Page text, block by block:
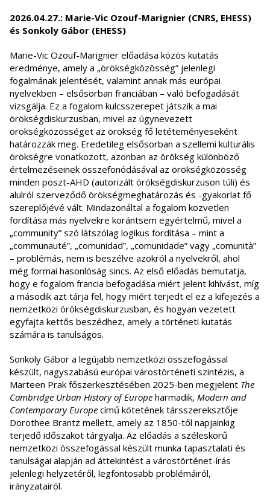
2026.04.27.: Marie-Vic Ozouf-Marignier (CNRS, EHESS)
és Sonkoly Gábor (EHESS)
Marie-Vic Ozouf-Marignier előadása közös kutatás
eredménye, amely a „örökségközösség” jelenlegi
fogalmának jelentését, valamint annak más európai
nyelvekben – elsősorban franciában – való befogadását
vizsgálja. Ez a fogalom kulcsszerepet játszik a mai
örökségdiskurzusban, mivel az úgynevezett
örökségközösséget az örökség fő letéteményeseként
határozzák meg. Eredetileg elsősorban a szellemi kulturális
örökségre vonatkozott, azonban az örökség különböző
értelmezéseinek összefonódásával az örökségközösség
minden poszt-AHD (autorizált örökségdiskurzuson túli) és
alulról szerveződő örökségmeghatározás és -gyakorlat fő
szereplőjévé vált. Mindazonáltal a fogalom közvetlen
fordítása más nyelvekre korántsem egyértelmű, mivel a
„community” szó látszólag logikus fordítása – mint a
„communauté”, „comunidad”, „comunidade” vagy „comunità”
– problémás, nem is beszélve azokról a nyelvekről, ahol
még formai hasonlóság sincs. Az első előadás bemutatja,
hogy e fogalom francia befogadása miért jelent kihívást, míg
a második azt tárja fel, hogy miért terjedt el ez a kifejezés a
nemzetközi örökségdiskurzusban, és hogyan vezetett
egyfajta kettős beszédhez, amely a történeti kutatás
számára is tanulságos.
Sonkoly Gábor a legújabb nemzetközi összefogással
készült, nagyszabású európai várostörténeti szintézis, a
Marteen Prak főszerkesztésében 2025-ben megjelent The
Cambridge Urban History of Europe harmadik, Modern and
Contemporary Europe című kötetének társszereksztője
Dorothee Brantz mellett, amely az 1850-től napjainkig
terjedő időszakot tárgyalja. Az előadás a széleskörű
nemzetközi összefogással készült munka tapasztalati és
tanulságai alapján ad áttekintést a várostörténet-írás
jelenlegi helyzetéről, legfontosabb problémáiról,
irányzatairól.